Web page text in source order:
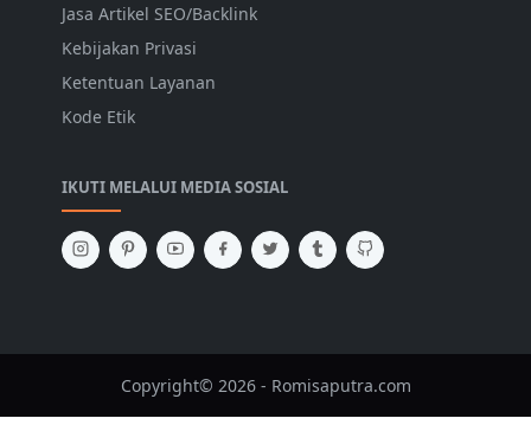
Jasa Artikel SEO/Backlink
Kebijakan Privasi
Ketentuan Layanan
Kode Etik
IKUTI MELALUI MEDIA SOSIAL
Copyright© 2026 - Romisaputra.com